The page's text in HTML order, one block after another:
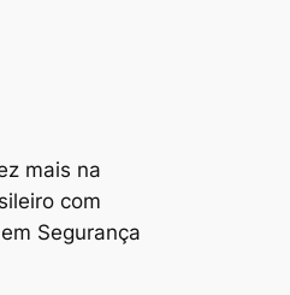
mais na
com
Segurança